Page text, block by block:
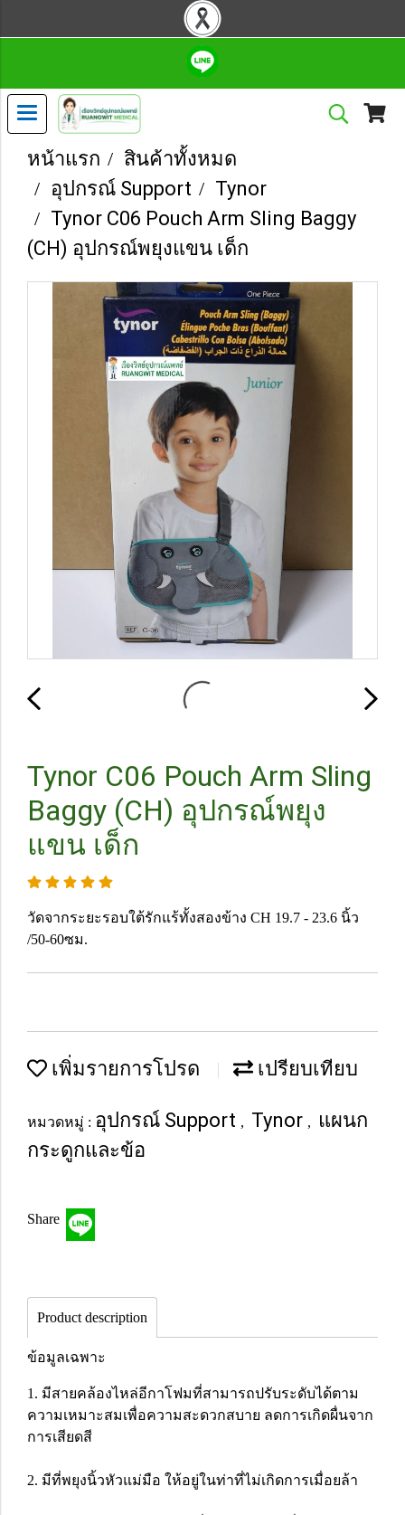
หน้าแรก
สินค้าทั้งหมด
อุปกรณ์ Support
Tynor
Tynor C06 Pouch Arm Sling Baggy
(CH) อุปกรณ์พยุงแขน เด็ก
Tynor C06 Pouch Arm Sling
Baggy (CH) อุปกรณ์พยุง
แขน เด็ก
วัดจากระยะรอบใต้รักแร้ทั้งสองข้าง CH 19.7 - 23.6 นิ้ว
/50-60ซม.
เพิ่มรายการโปรด เปรียบเทียบ
หมวดหมู่ : อุปกรณ์ Support , Tynor ,
แผนก
กระดูกและข้อ
Share
Product description
ข้อมูลเฉพาะ
1. มีสายคล้องไหล่อีกาโฟมที่สามารถปรับระดับได้ตาม
ความเหมาะสมเพื่อความสะดวกสบาย ลดการเกิดผื่นจาก
การเสียดสี
2. มีที่พยุงนิ้วหัวแม่มือ ให้อยู่ในท่าที่ไม่เกิดการเมื่อยล้า